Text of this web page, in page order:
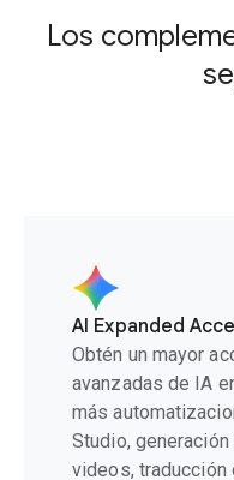
Los
AI Expanded
Obtén un mayor
avanzadas de IA
más
Studio,
videos, traducción